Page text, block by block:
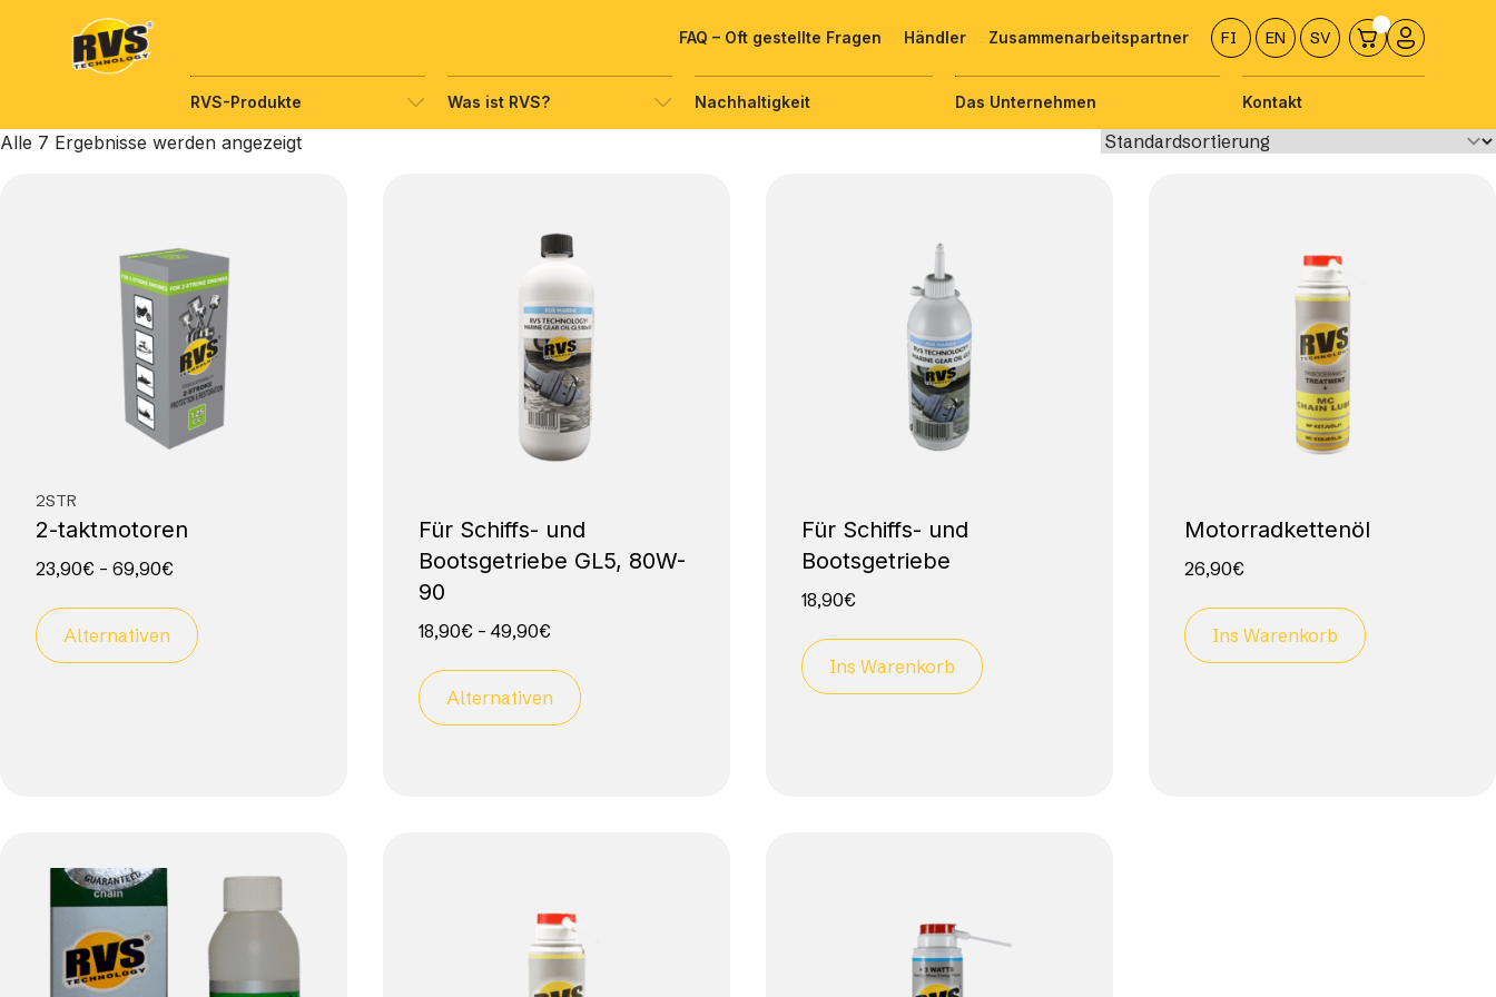
sisältöön
FAQ – Oft gestellte Fragen Händler Zusammenarbeitspartner FI EN SV
RVS-Produkte Was ist RVS? Nachhaltigkeit Das Unternehmen Kontakt
Alle 7 Ergebnisse werden angezeigt
2STR
2-taktmotoren
23,90€ – 69,90€
Alternativen
Für Schiffs- und
Bootsgetriebe GL5, 80W-
90
18,90€ – 49,90€
Alternativen
Für Schiffs- und
Bootsgetriebe
18,90€
Ins Warenkorb
Motorradkettenöl
26,90€
Ins Warenkorb